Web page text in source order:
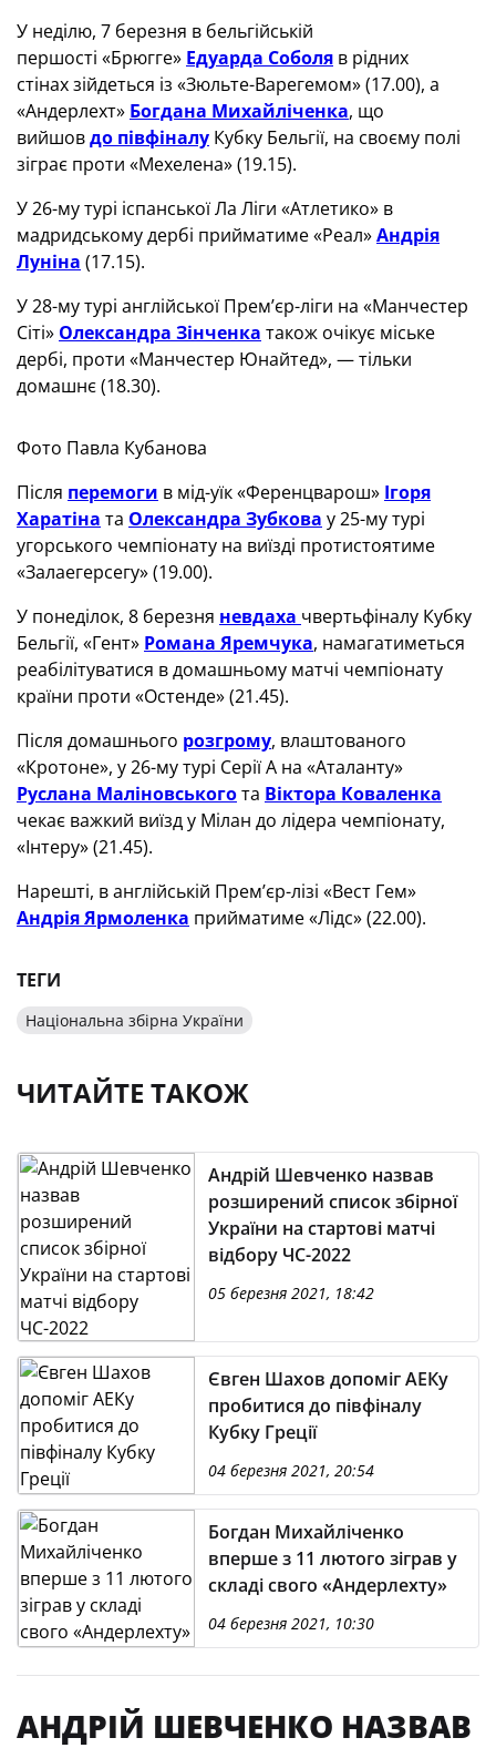
У неділю, 7 березня в бельгійській
першості «Брюгге» Едуарда Соболя в рідних
стінах зійдеться із «Зюльте-Варегемом» (17.00), а
«Андерлехт» Богдана Михайліченка, що
вийшовдо півфіналу Кубку Бельгії, на своєму полі
зіграє проти «Мехелена» (19.15).
У 26-му турі іспанської Ла Ліги «Атлетико» в
мадридському дербі прийматиме «Реал»Андрія
Луніна (17.15).
У 28-му турі англійської Прем’єр-ліги на «Манчестер
Сіті» Олександра Зінченка також очікує міське
дербі, проти «Манчестер Юнайтед», — тільки
домашнє (18.30).
Фото Павла Кубанова
Після перемоги в мід-уїк «Ференцварош» Ігоря
Харатіна та Олександра Зубкова у 25-му турі
угорського чемпіонату на виїзді протистоятиме
«Залаегерсегу» (19.00).
У понеділок, 8 березня невдаха чвертьфіналу Кубку
Бельгії, «Гент» Романа Яремчука, намагатиметься
реабілітуватися в домашньому матчі чемпіонату
країни проти «Остенде» (21.45).
Після домашнього розгрому, влаштованого
«Кротоне», у 26-му турі Серії А на «Аталанту»
Руслана Маліновськогота Віктора Коваленка
чекає важкий виїзд у Мілан до лідера чемпіонату,
«Інтеру» (21.45).
Нарешті, в англійській Прем’єр-лізі «Вест Гем»
Андрія Ярмоленка прийматиме «Лідс» (22.00).
ТЕГИ
Національна збірна України
ЧИТАЙТЕ ТАКОЖ
Андрій Шевченко назвав
розширений список збірної
України на стартові матчі
відбору ЧС-2022
05 березня 2021, 18:42
Євген Шахов допоміг АЕКу
пробитися до півфіналу
Кубку Греції
04 березня 2021, 20:54
Богдан Михайліченко
вперше з 11 лютого зіграв у
складі свого «Андерлехту»
04 березня 2021, 10:30
АНДРІЙ ШЕВЧЕНКО НАЗВАВ